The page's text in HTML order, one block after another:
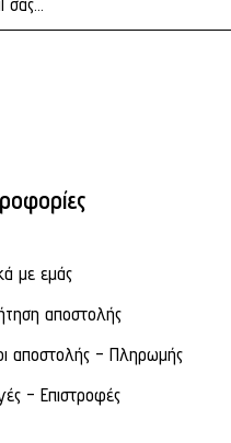
με εμάς
αποστολής
αποστολής - Πληρωμής
- Επιστροφές